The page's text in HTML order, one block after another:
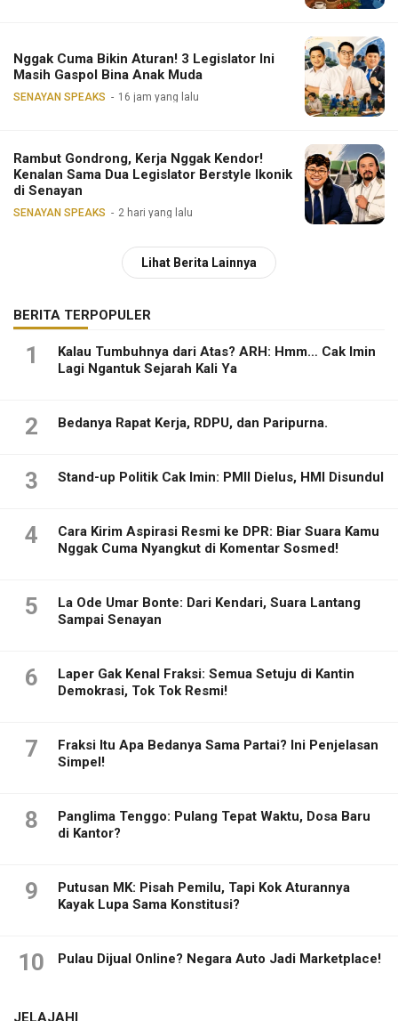
Nggak Cuma Bikin Aturan! 3 Legislator Ini
Masih Gaspol Bina Anak Muda
SENAYAN SPEAKS 16 jam yang lalu
Rambut Gondrong, Kerja Nggak Kendor!
Kenalan Sama Dua Legislator Berstyle Ikonik
di Senayan
SENAYAN SPEAKS 2 hari yang lalu
Lihat Berita Lainnya
BERITA TERPOPULER
1
Kalau Tumbuhnya dari Atas? ARH: Hmm… Cak Imin
Lagi Ngantuk Sejarah Kali Ya
2 Bedanya Rapat Kerja, RDPU, dan Paripurna.
3 Stand-up Politik Cak Imin: PMII Dielus, HMI Disundul
4
Cara Kirim Aspirasi Resmi ke DPR: Biar Suara Kamu
Nggak Cuma Nyangkut di Komentar Sosmed!
5
La Ode Umar Bonte: Dari Kendari, Suara Lantang
Sampai Senayan
6
Laper Gak Kenal Fraksi: Semua Setuju di Kantin
Demokrasi, Tok Tok Resmi!
7
Fraksi Itu Apa Bedanya Sama Partai? Ini Penjelasan
Simpel!
8
Panglima Tenggo: Pulang Tepat Waktu, Dosa Baru
di Kantor?
9
Putusan MK: Pisah Pemilu, Tapi Kok Aturannya
Kayak Lupa Sama Konstitusi?
10 Pulau Dijual Online? Negara Auto Jadi Marketplace!
JELAJAHI